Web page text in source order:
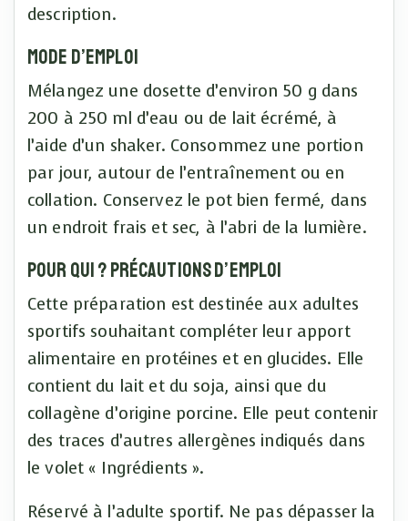
description.
Mode d’emploi
Mélangez une dosette d’environ 50 g dans
200 à 250 ml d’eau ou de lait écrémé, à
l’aide d’un shaker. Consommez une portion
par jour, autour de l’entraînement ou en
collation. Conservez le pot bien fermé, dans
un endroit frais et sec, à l’abri de la lumière.
Pour qui ? Précautions d’emploi
Cette préparation est destinée aux adultes
sportifs souhaitant compléter leur apport
alimentaire en protéines et en glucides. Elle
contient du lait et du soja, ainsi que du
collagène d’origine porcine. Elle peut contenir
des traces d’autres allergènes indiqués dans
le volet « Ingrédients ».
Réservé à l’adulte sportif. Ne pas dépasser la